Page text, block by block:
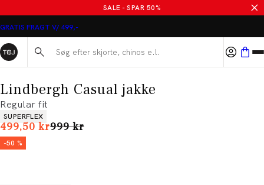
SALE - SPAR 50%
GRATIS FRAGT V/ 499,-
Søg her...
Lindbergh Casual jakke
Regular fit
Produkt egenskaber
SUPERFLEX
499,50 krI alt (uden rabat)
999 kr
-50 %